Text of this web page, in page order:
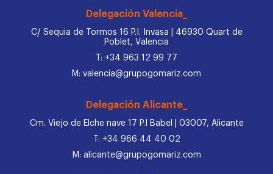
Delegación Valencia_
C/ Sequia de Tormos 16 P.I. Invasa | 46930 Quart de
Poblet, Valencia
T: +34 963 12 99 77
M: valencia@grupogomariz.com
Delegación Alicante_
Cm. Viejo de Elche nave 17 P.I Babel | 03007, Alicante
T: +34 966 44 40 02
M: alicante@grupogomariz.com